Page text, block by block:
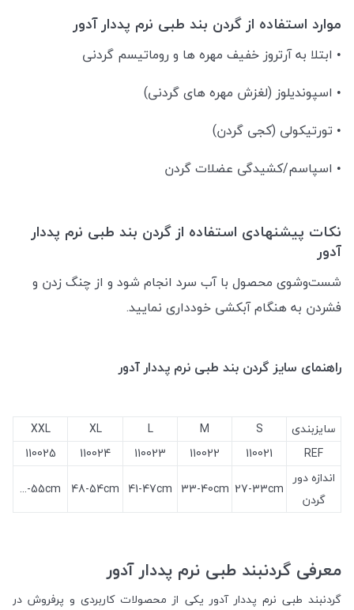
موارد استفاده از گردن بند طبی نرم پددار آدور
• ابتلا به آرتروز خفیف مهره ها و روماتیسم گردنی
• اسپوندیلوز (لغزش مهره های گردنی)
• تورتیکولی (کجی گردن)
• اسپاسم/کشیدگی عضلات گردن
نکات پیشنهادی استفاده از گردن بند طبی نرم پددار
آدور
شست‌وشوی محصول با آب سرد انجام شود و از چنگ زدن و
فشردن به هنگام آبکشی خودداری نمایید.
راهنمای سایز گردن بند طبی نرم پددار آدور
سایزبندی S
M
L
XL
XXL
REF
110021
110022
110023
110024
110025
اندازه دور
گردن
27-33cm
33-40cm
41-47cm
48-54cm
55cm-...
معرفی گردنبند طبی نرم پددار آدور
گردنبند طبی نرم پددار آدور یکی از محصولات کاربردی و پرفروش در